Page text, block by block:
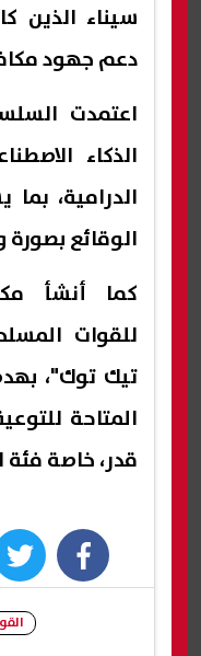
سيناء
دعم جهود
اعتمدت
الذكاء
الدرامية،
الوقائع
كما أنشأ
للقوات
تيك توك"،
المتاحة
قدر، خاصة فئة
facebook